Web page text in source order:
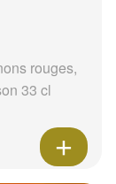
rouges,
33 cl